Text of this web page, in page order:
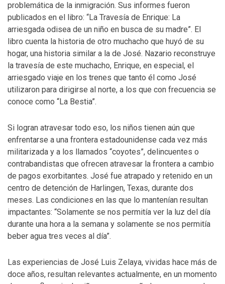
problemática de la inmigración. Sus informes fueron
publicados en el libro: “La Travesía de Enrique: La
arriesgada odisea de un niño en busca de su madre”. El
libro cuenta la historia de otro muchacho que huyó de su
hogar, una historia similar a la de José. Nazario reconstruye
la travesía de este muchacho, Enrique, en especial, el
arriesgado viaje en los trenes que tanto él como José
utilizaron para dirigirse al norte, a los que con frecuencia se
conoce como “La Bestia”.
Si logran atravesar todo eso, los niños tienen aún que
enfrentarse a una frontera estadounidense cada vez más
militarizada y a los llamados “coyotes”, delincuentes o
contrabandistas que ofrecen atravesar la frontera a cambio
de pagos exorbitantes. José fue atrapado y retenido en un
centro de detención de Harlingen, Texas, durante dos
meses. Las condiciones en las que lo mantenían resultan
impactantes: “Solamente se nos permitía ver la luz del día
durante una hora a la semana y solamente se nos permitía
beber agua tres veces al día”.
Las experiencias de José Luis Zelaya, vividas hace más de
doce años, resultan relevantes actualmente, en un momento